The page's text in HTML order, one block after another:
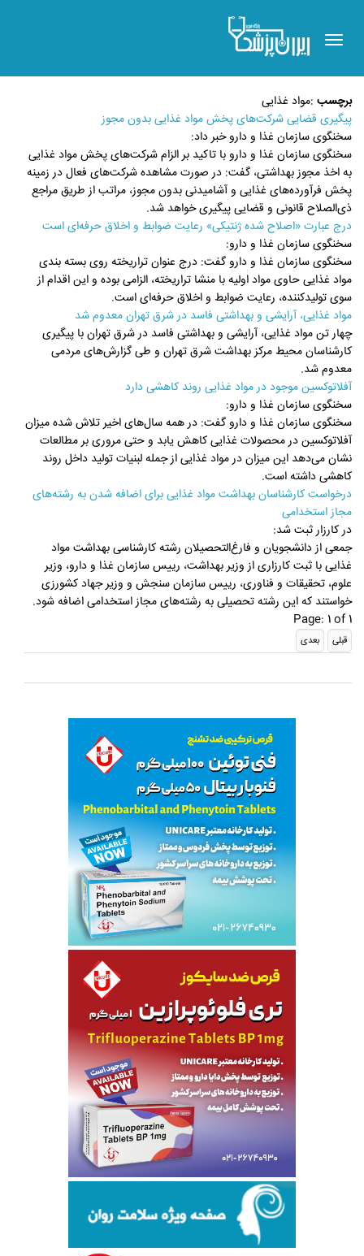
Toggle
navigation
برچسب :مواد غذایی
پیگیری قضایی شرکت‌های پخش مواد غذایی بدون مجوز
سخنگوی سازمان غذا و دارو خبر داد:
سخنگوی سازمان غذا و دارو با تاکید بر الزام شرکت‌های پخش مواد غذایی
به اخذ مجوز بهداشتی، گفت: در صورت مشاهده شرکت‌های فعال در زمینه
پخش فرآورده‌های غذایی و آشامیدنی بدون مجوز، مراتب از طریق مراجع
ذی‌الصلاح قانونی و قضایی پیگیری خواهد شد.
درج عبارت «اصلاح شده ژنتیکی» رعایت ضوابط و اخلاق حرفه‌ای است
سخنگوی سازمان غذا و دارو:
سخنگوی سازمان غذا و دارو گفت: درج عنوان تراریخته روی بسته بندی
مواد غذایی حاوی مواد اولیه با منشا تراریخته، الزامی بوده و این اقدام از
سوی تولیدکننده، رعایت ضوابط و اخلاق حرفه‌ای است.
مواد غذایی، آرایشی و بهداشتی فاسد در شرق تهران معدوم شد
چهار تن مواد غذایی، آرایشی و بهداشتی فاسد در شرق تهران با پیگیری
کارشناسان محیط مرکز بهداشت شرق تهران و طی گزارش‌های مردمی
معدوم شد.
آفلاتوکسین موجود در مواد غذایی روند کاهشی دارد
سخنگوی سازمان غذا و دارو:
سخنگوی سازمان غذا و دارو گفت: در همه سال‌های اخیر تلاش شده میزان
آفلاتوکسین در محصولات غذایی کاهش یابد و حتی مروری بر مطالعات
نشان می‌دهد این میزان در مواد غذایی از جمله لبنیات تولید داخل روند
کاهشی داشته است.
درخواست کارشناسان بهداشت مواد غذایی برای اضافه شدن به رشته‌های
مجاز استخدامی
در کارزار ثبت شد:
جمعی از دانشجویان و فارغ‌التحصیلان رشته کارشناسی بهداشت مواد
غذایی با ثبت کارزاری از وزیر بهداشت، رییس سازمان غذا و دارو، وزیر
علوم، تحقیقات و فناوری، رییس سازمان سنجش و وزیر جهاد کشورزی
خواستند که این رشته تحصیلی به رشته‌های مجاز استخدامی اضافه شود.
Page: 1 of 1